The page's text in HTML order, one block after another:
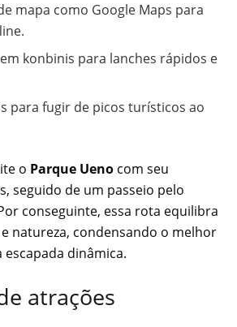
mapa como Google Maps para
konbinis para lanches rápidos e
para fugir de picos turísticos ao
o Parque Ueno com seu
seguido de um passeio pelo
conseguinte, essa rota equilibra
natureza, condensando o melhor
escapada dinâmica.
atrações